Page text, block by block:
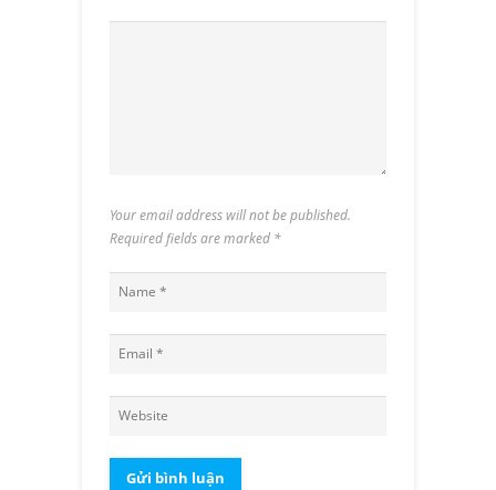
Your email address will not be published.
Required fields are marked *